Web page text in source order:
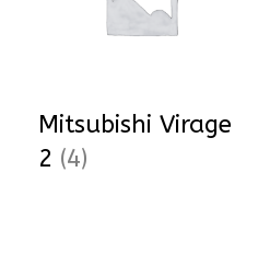
Mitsubishi Virage
2 (4)